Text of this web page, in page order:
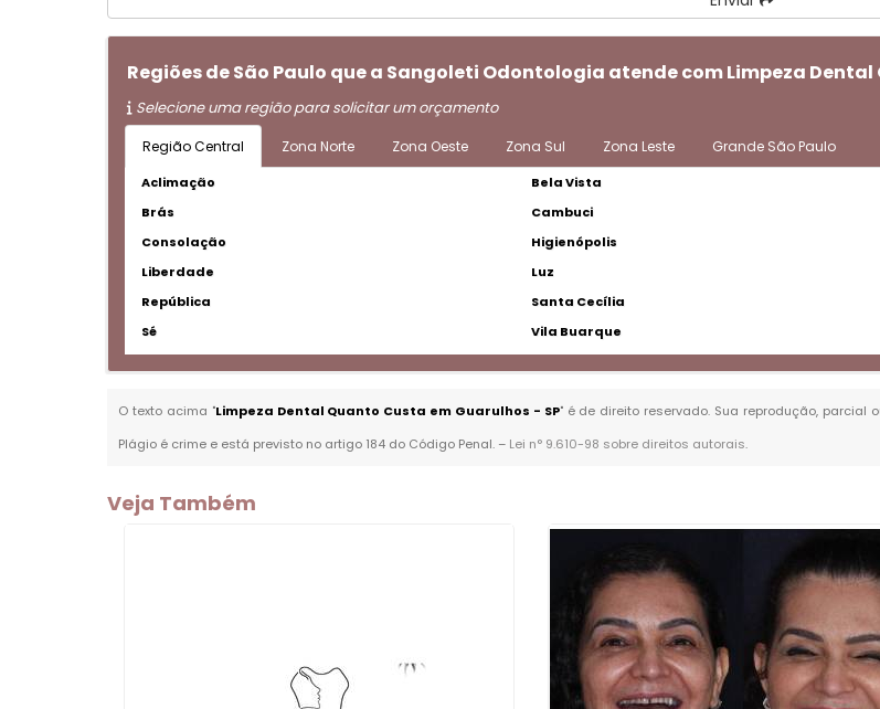
Regiões de São Paulo que a Sangoleti Odontologia atende com Limpeza
Selecione uma região para solicitar um orçamento
Região Central Zona Norte Zona Oeste Zona Sul Zona Leste Grande São Paulo
Aclimação Bela Vista
Brás
Cambuci
Consolação
Higienópolis
Liberdade
Luz
República
Santa Cecília
Sé
Vila Buarque
O texto acima "Limpeza Dental Quanto Custa em Guarulhos - SP" é de direito reservado. Sua reprodução,
Plágio é crime e está previsto no artigo 184 do Código Penal. – Lei n° 9.610-98 sobre direitos autorais.
Veja Também